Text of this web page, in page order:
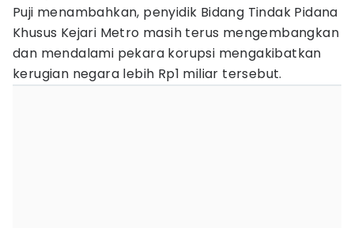
Puji menambahkan, penyidik Bidang Tindak Pidana
Khusus Kejari Metro masih terus mengembangkan
dan mendalami pekara korupsi mengakibatkan
kerugian negara lebih Rp1 miliar tersebut.